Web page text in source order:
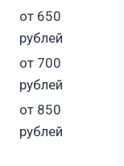
от 650
рублей
от 700
рублей
от 850
рублей